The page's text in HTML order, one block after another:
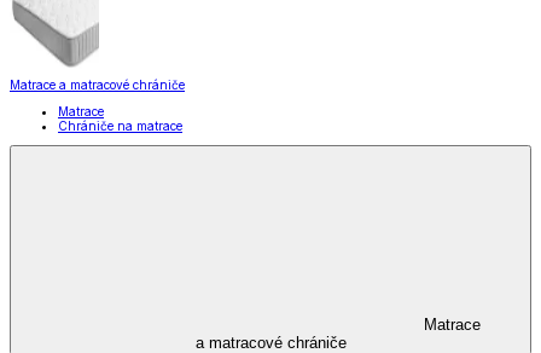
Matrace a matracové chrániče
Matrace
Chrániče na matrace
Matrace
a matracové chrániče